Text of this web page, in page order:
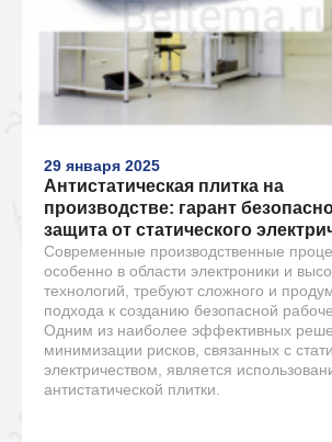
29 января 2025
Антистатическая плитка на
производстве: гарант
защита от статического
Современные производственные
особенно в области электроники и
технологий, требуют сложного и
подхода к созданию безопасной
Одним из наиболее эффективных
минимизации рисков, связанных с
электричеством, является
антистатической плитки.